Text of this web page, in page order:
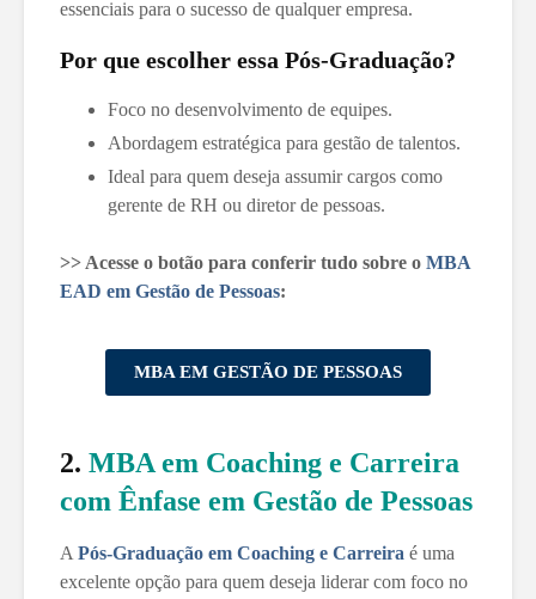
essenciais para o sucesso de qualquer empresa.
Por que escolher essa Pós-Graduação?
Foco no desenvolvimento de equipes.
Abordagem estratégica para gestão de talentos.
Ideal para quem deseja assumir cargos como
gerente de RH ou diretor de pessoas.
>> Acesse o botão para conferir tudo sobre o MBA
EAD em Gestão de Pessoas:
MBA EM GESTÃO DE PESSOAS
2. MBA em Coaching e Carreira
com Ênfase em Gestão de Pessoas
A Pós-Graduação em Coaching e Carreira é uma
excelente opção para quem deseja liderar com foco no